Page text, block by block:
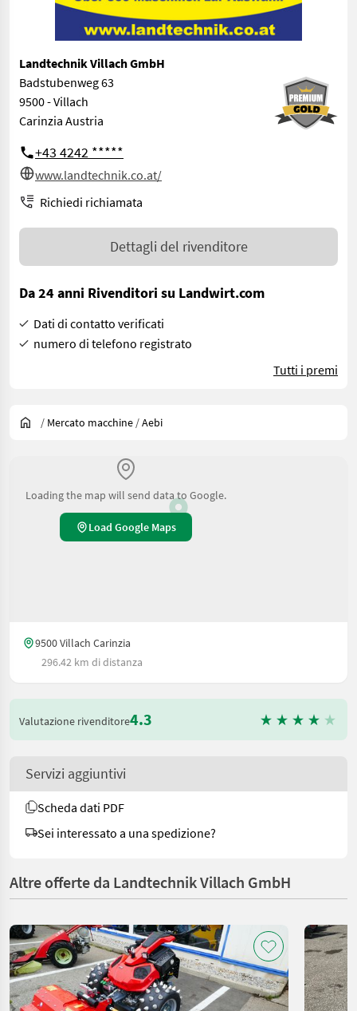
Landtechnik Villach GmbH
Badstubenweg 63
9500 - Villach
Carinzia Austria
+43 4242 *****
www.landtechnik.co.at/
Richiedi richiamata
Dettagli del rivenditore
Da 24 anni Rivenditori su Landwirt.com
Dati di contatto verificati
numero di telefono registrato
Tutti i premi
/ Mercato macchine /Aebi
Loading the map will send data to Google.
Load Google Maps
9500 Villach Carinzia
296.42 km di distanza
Valutazione rivenditore4.3
Servizi aggiuntivi
Scheda dati PDF
Sei interessato a una spedizione?
Altre offerte da Landtechnik Villach GmbH